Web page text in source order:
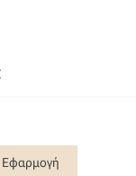
Εφαρμογή